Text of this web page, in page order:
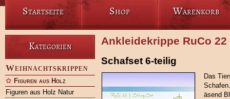
Startseite Shop Warenkorb
Kategorien
Weihnachtskrippen
Figuren aus Holz
Figuren aus Holz Natur
Ankleidekrippe RuCo 22
Schafset 6-teilig
Das
äsend